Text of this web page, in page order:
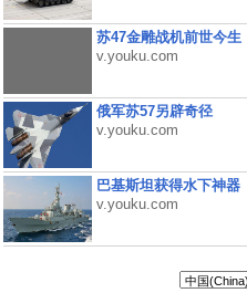
苏47金雕战机前世今生
v.youku.com
俄军苏57另辟奇径
v.youku.com
巴基斯坦获得水下神器
v.youku.com